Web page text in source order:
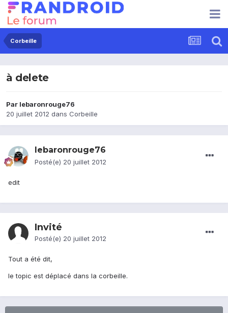
Corbeille
à delete
Par lebaronrouge76
20 juillet 2012 dans Corbeille
lebaronrouge76
Posté(e) 20 juillet 2012
edit
Invité
Posté(e) 20 juillet 2012
Tout a été dit,
le topic est déplacé dans la corbeille.